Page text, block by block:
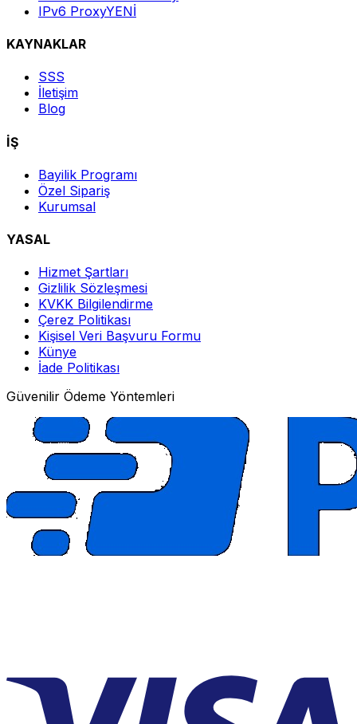
IPv6 ProxyYENİ
KAYNAKLAR
SSS
İletişim
Blog
İŞ
Bayilik Programı
Özel Sipariş
Kurumsal
YASAL
Hizmet Şartları
Gizlilik Sözleşmesi
KVKK Bilgilendirme
Çerez Politikası
Kişisel Veri Başvuru Formu
Künye
İade Politikası
Güvenilir Ödeme Yöntemleri